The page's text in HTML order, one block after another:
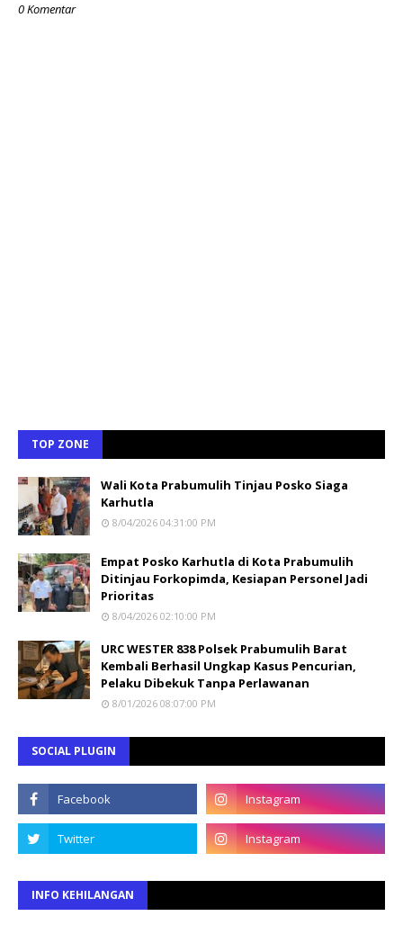
0 Komentar
TOP ZONE
Wali Kota Prabumulih Tinjau Posko Siaga
Karhutla
8/04/2026 04:31:00 PM
Empat Posko Karhutla di Kota Prabumulih
Ditinjau Forkopimda, Kesiapan Personel Jadi
Prioritas
8/04/2026 02:10:00 PM
URC WESTER 838 Polsek Prabumulih Barat
Kembali Berhasil Ungkap Kasus Pencurian,
Pelaku Dibekuk Tanpa Perlawanan
8/01/2026 08:07:00 PM
SOCIAL PLUGIN
INFO KEHILANGAN